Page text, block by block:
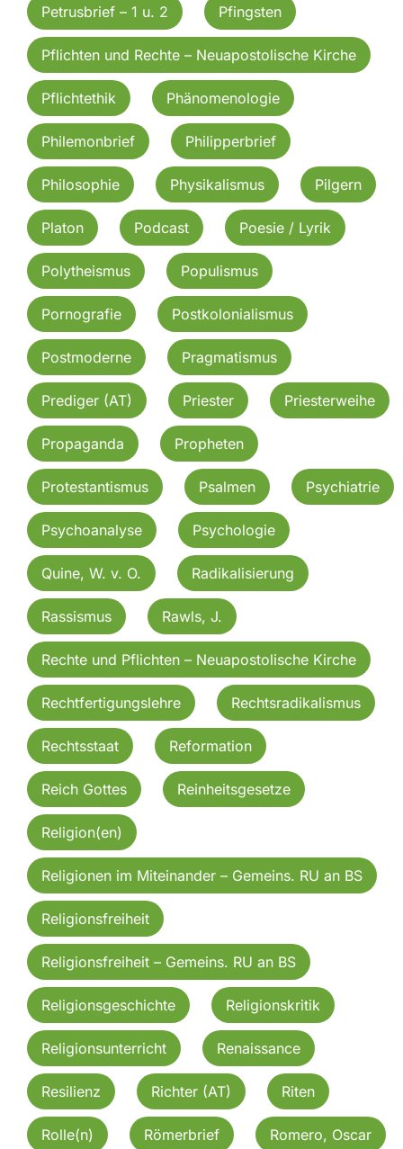
Petrusbrief – 1 u. 2 Pfingsten
Pflichten und Rechte – Neuapostolische Kirche
Pflichtethik Phänomenologie
Philemonbrief Philipperbrief
Philosophie Physikalismus Pilgern
Platon Podcast Poesie / Lyrik
Polytheismus Populismus
Pornografie Postkolonialismus
Postmoderne Pragmatismus
Prediger (AT) Priester Priesterweihe
Propaganda Propheten
Protestantismus Psalmen Psychiatrie
Psychoanalyse Psychologie
Quine, W. v. O. Radikalisierung
Rassismus Rawls, J.
Rechte und Pflichten – Neuapostolische Kirche
Rechtfertigungslehre Rechtsradikalismus
Rechtsstaat Reformation
Reich Gottes Reinheitsgesetze
Religion(en)
Religionen im Miteinander – Gemeins. RU an BS
Religionsfreiheit
Religionsfreiheit – Gemeins. RU an BS
Religionsgeschichte Religionskritik
Religionsunterricht Renaissance
Resilienz Richter (AT) Riten
Rolle(n) Römerbrief Romero, Oscar